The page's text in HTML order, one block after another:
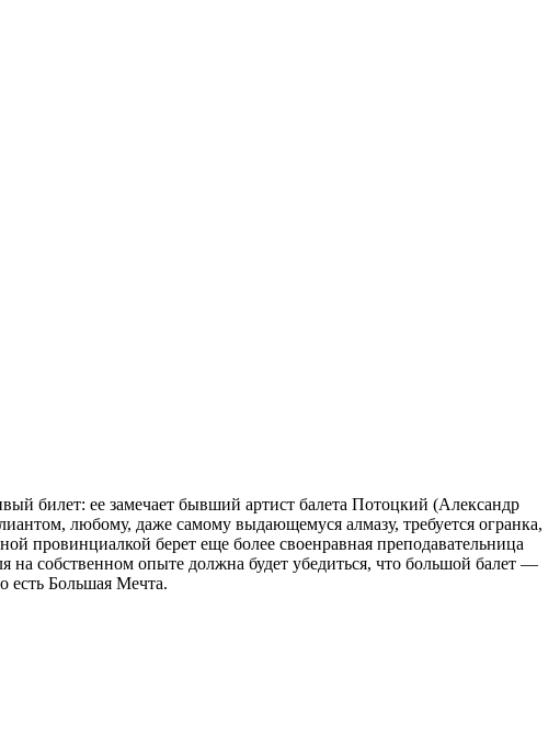
билет: ее замечает бывший артист балета Потоцкий (Александр
любому, даже самому выдающемуся алмазу, требуется огранка,
провинциалкой берет еще более своенравная преподавательница
собственном опыте должна будет убедиться, что большой балет —
есть Большая Мечта.